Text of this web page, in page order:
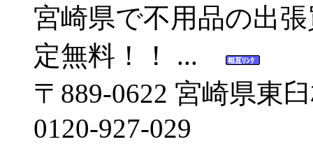
宮崎県で不用品の出
定無料！！ ...
〒889-0622 宮崎県東
0120-927-029